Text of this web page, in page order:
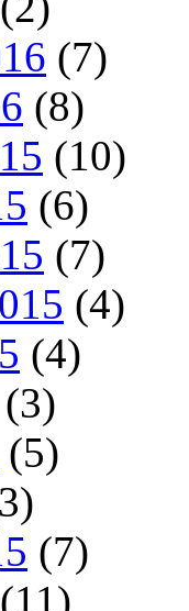
(7)
(8)
(10)
(6)
(7)
(4)
(4)
(3)
(5)
(7)
(11)